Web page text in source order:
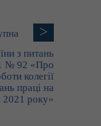
>
з питань
№ 92 «Про
колегії
праці на
2021 року»